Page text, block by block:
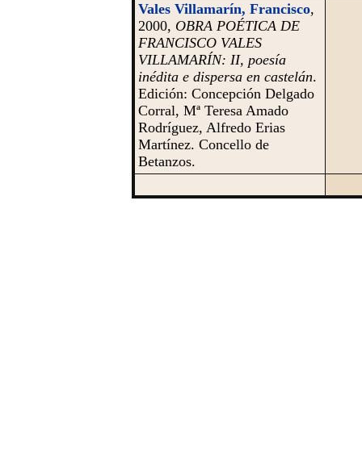
Vales Villamarín, Francisco,
2000, OBRA POÉTICA DE
FRANCISCO VALES
VILLAMARÍN: II, poesía
inédita e dispersa en castelán.
Edición: Concepción Delgado
Corral, Mª Teresa Amado
Rodríguez, Alfredo Erias
Martínez. Concello de
Betanzos.